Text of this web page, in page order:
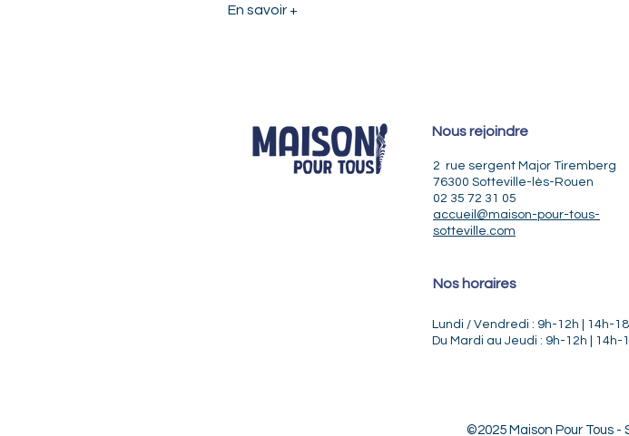
En savoir +
Nous rejoindre
2 rue sergent Major Tiremberg
76300 Sotteville-lès-Rouen
02 35 72 31 05
accueil@maison-pour-tous-
sotteville.com
Nos horaires
Lundi / Vendredi : 9h-12h | 14h-
Du Mardi au Jeudi : 9h-12h | 14h-
©2025 Maison Pour Tous